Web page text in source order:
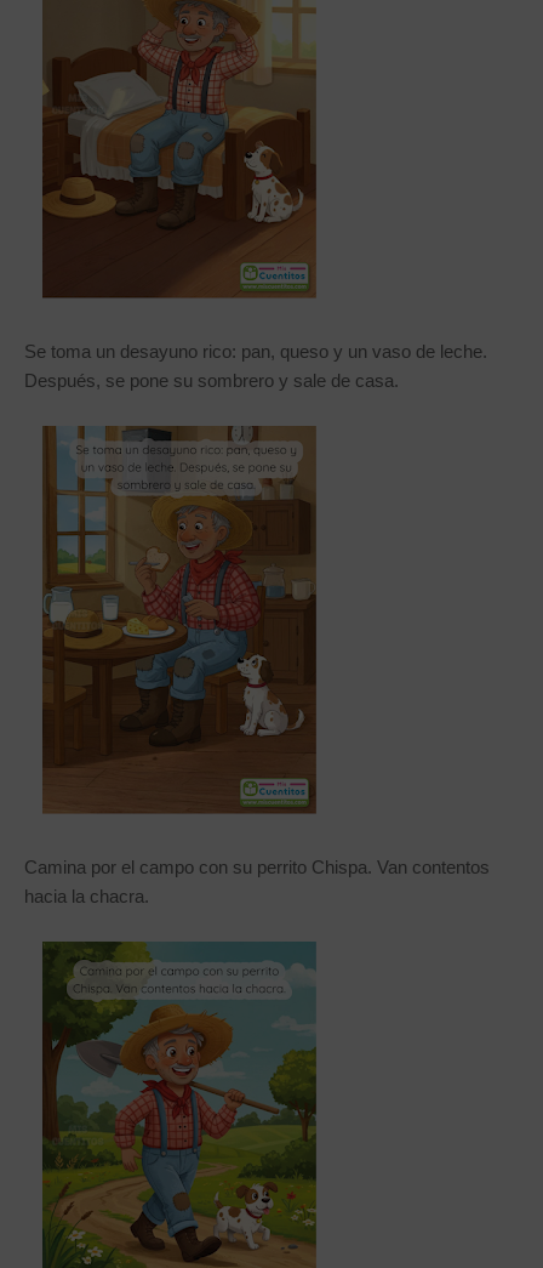
Se toma un desayuno rico: pan, queso y un vaso de leche.
Después, se pone su sombrero y sale de casa.
Camina por el campo con su perrito Chispa. Van contentos
hacia la chacra.